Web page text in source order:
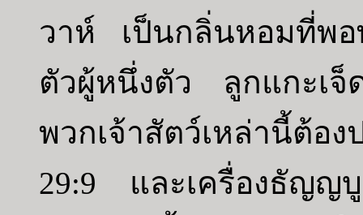
วาห์ เป็นกลิ่นหอมที่พ
ตัวผู้หนึ่งตัว ลูกแกะเจ็
พวกเจ้าสัตว์เหล่านี้ต้อ
29:9 และเครื่องธัญญ